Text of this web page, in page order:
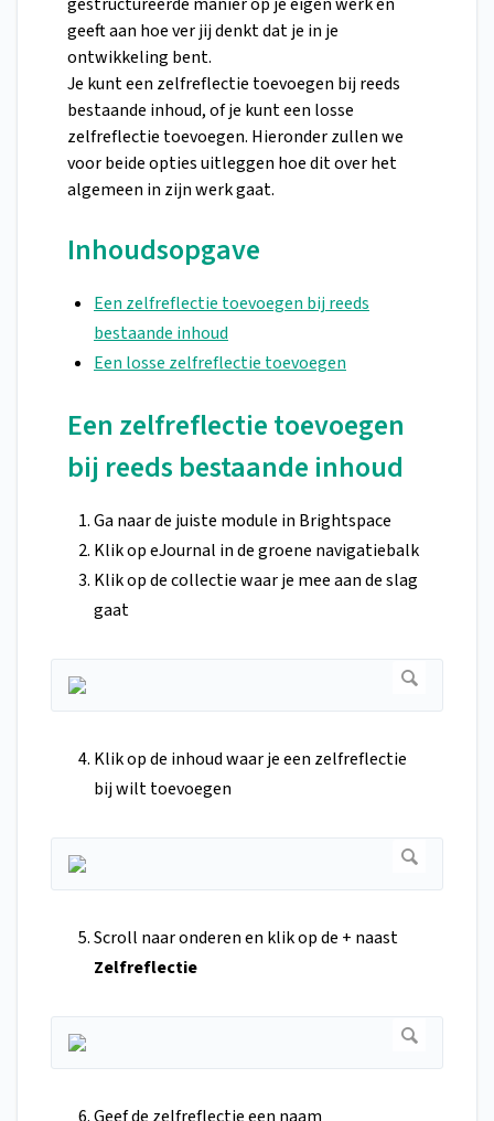
geeft aan hoe ver jij denkt dat je in je
ontwikkeling bent.
Je kunt een zelfreflectie toevoegen bij reeds
bestaande inhoud, of je kunt een losse
zelfreflectie toevoegen. Hieronder zullen we
voor beide opties uitleggen hoe dit over het
algemeen in zijn werk gaat.
Inhoudsopgave
Een zelfreflectie toevoegen bij reeds
bestaande inhoud
Een losse zelfreflectie toevoegen
Een zelfreflectie toevoegen
bij reeds bestaande inhoud
Ga naar de juiste module in Brightspace
Klik op eJournal in de groene navigatiebalk
Klik op de collectie waar je mee aan de slag
gaat
Klik op de inhoud waar je een zelfreflectie
bij wilt toevoegen
Scroll naar onderen en klik op de + naast
Zelfreflectie